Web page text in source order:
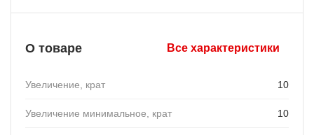
О товаре Все характеристики
Увеличение, крат 10
Увеличение минимальное, крат 10